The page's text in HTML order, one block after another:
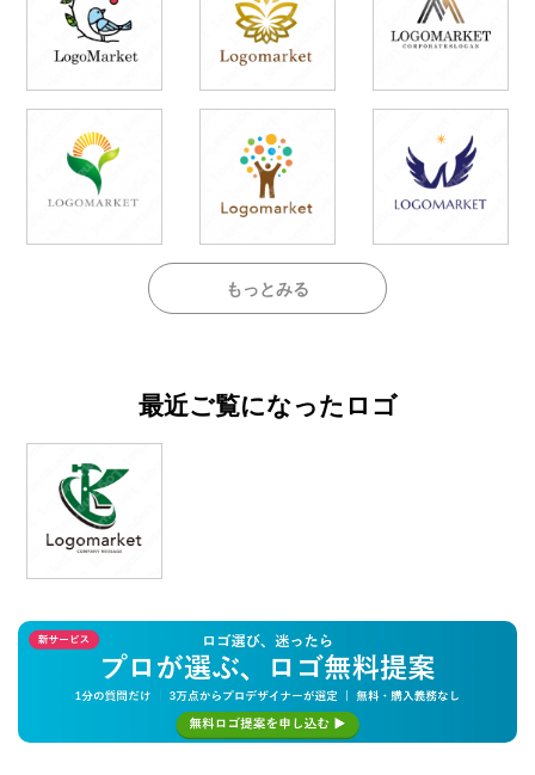
もっとみる
最近ご覧になったロゴ